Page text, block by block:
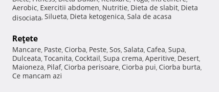
Aerobic, Exercitii abdomen, Nutritie, Dieta de slabit, Dieta
disociata, Silueta, Dieta ketogenica, Sala de acasa
Reţete
Mancare, Paste, Ciorba, Peste, Sos, Salata, Cafea, Supa,
Dulceata, Tocanita, Cocktail, Supa crema, Aperitive, Desert,
Maioneza, Pilaf, Ciorba perisoare, Ciorba pui, Ciorba burta,
Ce mancam azi